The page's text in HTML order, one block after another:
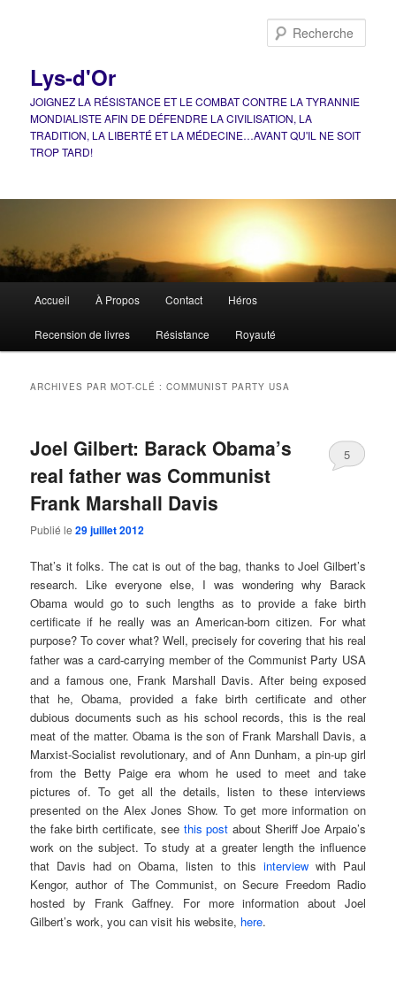
Lys-d'Or
JOIGNEZ LA RÉSISTANCE ET LE COMBAT CONTRE LA TYRANNIE
MONDIALISTE AFIN DE DÉFENDRE LA CIVILISATION, LA
TRADITION, LA LIBERTÉ ET LA MÉDECINE…AVANT QU'IL NE SOIT
TROP TARD!
principal
Accueil À Propos Contact Héros
Recension de livres Résistance Royauté
ARCHIVES PAR MOT-CLÉ :COMMUNIST PARTY USA
Joel Gilbert: Barack Obama’s
real father was Communist
Frank Marshall Davis
Publié le29 juillet 2012
5
That’s it folks. The cat is out of the bag, thanks to Joel Gilbert’s
research. Like everyone else, I was wondering why Barack
Obama would go to such lengths as to provide a fake birth
certificate if he really was an American-born citizen. For what
purpose? To cover what? Well, precisely for covering that his real
father was a card-carrying member of the Communist Party USA
and a famous one, Frank Marshall Davis. After being exposed
that he, Obama, provided a fake birth certificate and other
dubious documents such as his school records, this is the real
meat of the matter. Obama is the son of Frank Marshall Davis, a
Marxist-Socialist revolutionary, and of Ann Dunham, a pin-up girl
from the Betty Paige era whom he used to meet and take
pictures of. To get all the details, listen to these interviews
presented on the Alex Jones Show. To get more information on
the fake birth certificate, see this post about Sheriff Joe Arpaio’s
work on the subject. To study at a greater length the influence
that Davis had on Obama, listen to this interviewwith Paul
Kengor, author of The Communist, on Secure Freedom Radio
hosted by Frank Gaffney. For more information about Joel
Gilbert’s work, you can visit his website, here.